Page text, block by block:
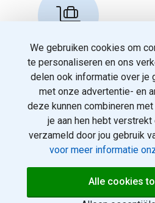
Reserveren en info
info@travelnoord.nl
© 2026
We gebruiken cookies om
te personaliseren en ons
delen ook informatie over je
met onze advertentie- en
deze kunnen combineren
je aan hen hebt
verzameld door jou gebruik
voor meer informatie
Alle cookies